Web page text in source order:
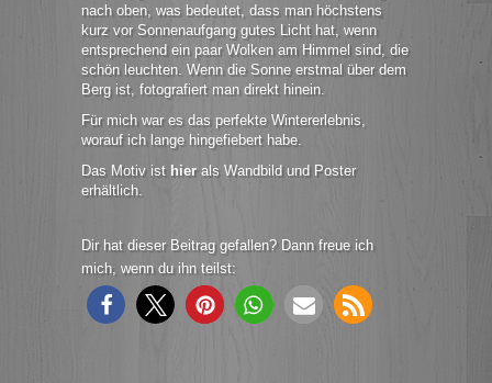
nach oben, was bedeutet, dass man höchstens
kurz vor Sonnenaufgang gutes Licht hat, wenn
entsprechend ein paar Wolken am Himmel sind, die
schön leuchten. Wenn die Sonne erstmal über dem
Berg ist, fotografiert man direkt hinein.
Für mich war es das perfekte Wintererlebnis,
worauf ich lange hingefiebert habe.
Das Motiv ist hierals Wandbild und Poster
erhältlich.
Dir hat dieser Beitrag gefallen? Dann freue ich
mich, wenn du ihn teilst: